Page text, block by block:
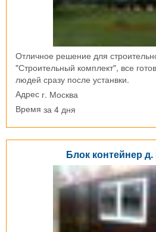
Отличное решение для
"Строительный комплект", все
людей сразу после устанвки.
Адрес г. Москва
Время за 4 дня
Блок контейнер